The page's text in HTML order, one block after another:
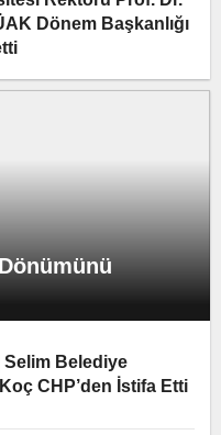
Dönem Başkanlığı
Belediye
CHP’den İstifa Etti